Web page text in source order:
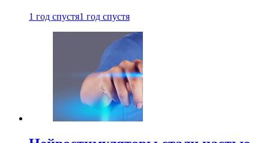
1 год спустя1 год спустя